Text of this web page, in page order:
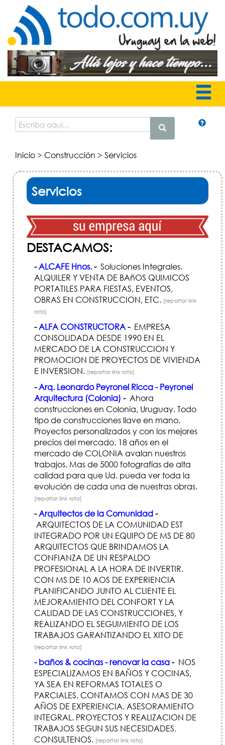
Inicio> Construcción > Servicios
Servicios
DESTACAMOS:
-ALCAFE Hnos.-Soluciones Integrales.
ALQUILER Y VENTA DE BAñOS QUIMICOS
PORTATILES PARA FIESTAS, EVENTOS,
OBRAS EN CONSTRUCCION, ETC. [reportar link
roto]
-ALFA CONSTRUCTORA-EMPRESA
CONSOLIDADA DESDE 1990 EN EL
MERCADO DE LA CONSTRUCCION Y
PROMOCION DE PROYECTOS DE VIVIENDA
E INVERSION. [reportar link roto]
-Arq. Leonardo Peyronel Ricca - Peyronel
Arquitectura (Colonia) -Ahora
construcciones en Colonia, Uruguay. Todo
tipo de construcciones llave en mano.
Proyectos personalizados y con los mejores
precios del mercado. 18 años en el
mercado de COLONIA avalan nuestros
trabajos. Mas de 5000 fotografías de alta
calidad para que Ud. pueda ver toda la
evolución de cada una de nuestras obras.
[reportar link roto]
-Arquitectos de la Comunidad-
ARQUITECTOS DE LA COMUNIDAD EST
INTEGRADO POR UN EQUIPO DE MS DE 80
ARQUITECTOS QUE BRINDAMOS LA
CONFIANZA DE UN RESPALDO
PROFESIONAL A LA HORA DE INVERTIR.
CON MS DE 10 AOS DE EXPERIENCIA
PLANIFICANDO JUNTO AL CLIENTE EL
MEJORAMIENTO DEL CONFORT Y LA
CALIDAD DE LAS CONSTRUCCIONES, Y
REALIZANDO EL SEGUIMIENTO DE LOS
TRABAJOS GARANTIZANDO EL XITO DE
[reportar link roto]
- baños & cocinas - renovar la casa-NOS
ESPECIALIZAMOS EN BAÑOS Y COCINAS,
YA SEA EN REFORMAS TOTALES O
PARCIALES. CONTAMOS CON MAS DE 30
AÑOS DE EXPERIENCIA. ASESORAMIENTO
INTEGRAL. PROYECTOS Y REALIZACION DE
TRABAJOS SEGUN SUS NECESIDADES.
CONSULTENOS. [reportar link roto]